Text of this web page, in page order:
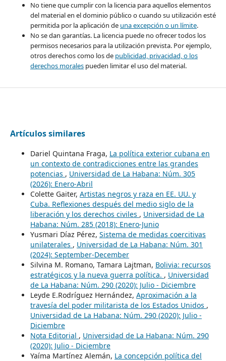
No tiene que cumplir con la licencia para aquellos elementos
del material en el dominio público o cuando su utilización esté
permitida por la aplicación de una excepción o un límite.
No se dan garantías. La licencia puede no ofrecer todos los
permisos necesarios para la utilización prevista. Por ejemplo,
otros derechos como los de publicidad, privacidad, o los
derechos moralespueden limitar el uso del material.
Artículos similares
Dariel Quintana Fraga, La política exterior cubana en
un contexto de contradicciones entre las grandes
potencias , Universidad de La Habana: Núm. 305
(2026): Enero-Abril
Colette Gaiter, Artistas negros y raza en EE. UU. y
Cuba. Reflexiones después del medio siglo de la
liberación y los derechos civiles , Universidad de La
Habana: Núm. 285 (2018): Enero-Junio
Yusmari Díaz Pérez, Sistema de medidas coercitivas
unilaterales , Universidad de La Habana: Núm. 301
(2024): September-December
Silvina M. Romano, Tamara Lajtman, Bolivia: recursos
estratégicos y la nueva guerra política. , Universidad
de La Habana: Núm. 290 (2020): Julio - Diciembre
Leyde E.Rodríguez Hernández, Aproximación a la
travesía del poder militarista de los Estados Unidos ,
Universidad de La Habana: Núm. 290 (2020): Julio -
Diciembre
Nota Editorial , Universidad de La Habana: Núm. 290
(2020): Julio - Diciembre
Yaíma Martínez Alemán, La concepción política del